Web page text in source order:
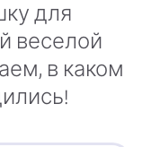
для
веселой
в каком